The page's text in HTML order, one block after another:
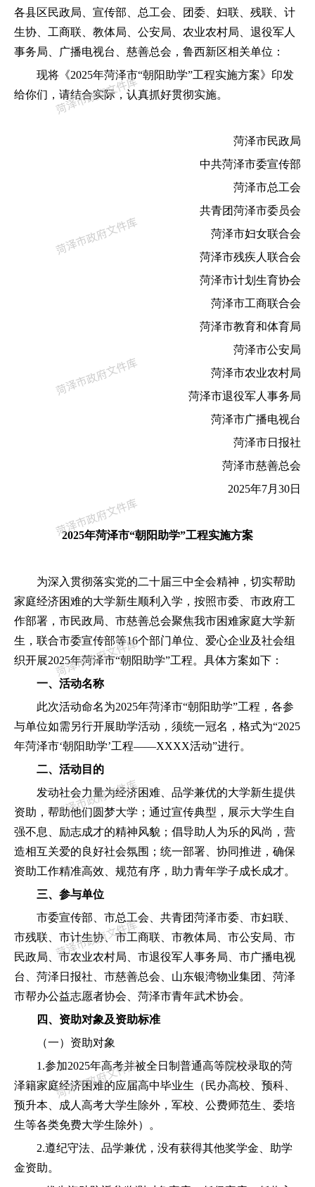
各县区民政局、宣传部、总工会、团委、妇联、残联、计
生协、工商联、教体局、公安局、农业农村局、退役军人
事务局、广播电视台、慈善总会， 鲁西新区相关单位：
现将《2025年菏泽市“朝阳助学”工程实施方案》印发
给你们，请结合实际，认真抓好贯彻实施。
菏泽市民政局
中共菏泽市委宣传部
菏泽市总工会
共青团菏泽市委员会
菏泽市妇女联合会
菏泽市残疾人联合会
菏泽市计划生育协会
菏泽市工商联合会
菏泽市教育和体育局
菏泽市公安局
菏泽市农业农村局
菏泽市退役军人事务局
菏泽市广播电视台
菏泽市日报社
菏泽市慈善总会
2025年7月30日
2025年菏泽市“朝阳助学”工程实施方案
为深入贯彻落实党的二十届三中全会精神， 切实帮助
家庭经济困难的大学新生顺利入学 ， 按照市委、市政府工
作部署，市民政局、 市慈善总会聚焦我市困难家庭大学新
生， 联合市委宣传部等16个部门单位、爱心企业及社会组
织开展2025年菏泽市“朝阳助学”工程。具体方案如下：
一、活动名称
此次活动命名为2025年菏泽市“朝阳助学”工程， 各参
与单位如需另行开展助学活动，须统一冠名，格式为“2025
年菏泽市‘朝阳助学’工程——XXXX活动”进行。
二、活动目的
发动社会力量为经济困难、品学兼优的大学新生提供
资助，帮助他们圆梦大学；通过宣传典型，展示大学生自
强不息、励志成才的精神风貌；倡导助人为乐的风尚，营
造相互关爱的良好社会氛围 ；统一部署、协同推进，确保
资助工作精准高效、规范有序，助力青年学子成长成才。
三、参与单位
市委宣传部、市总工会、共青团菏泽市委、市妇联、
市残联、市计生协、市工商联、市教体局、市公安局、市
民政局、市农业农村局、市退役军人事务局、市广播电视
台、 菏泽日报社、市慈善总会、山东银湾物业集团、菏泽
市帮办公益志愿者协会、菏泽市青年武术协会。
四、资助对象及资助标准
（一） 资助对象
1.参加2025年高考并被全日制普通高等院校录取的菏
泽籍家庭经济困难的应届高中毕业生（民办高校、预科、
预升本、成人高考大学生除外， 军校、公费师范生、委培
生等各类免费大学生除外）。
2.遵纪守法、品学兼优，没有获得其他奖学金、助学
金资助。